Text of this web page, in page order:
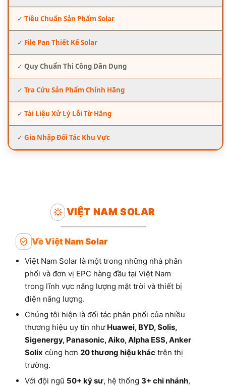
✓ Tiêu Chuẩn Sản Phẩm Solar
✓ File Pan Thiết Kế Solar
✓ Quy Chuẩn Thi Công Dân Dụng
✓ Tra Cứu Sản Phẩm Chính Hãng
✓ Tài Liệu Xử Lý Lỗi Từ Hãng
✓ Gia Nhập Đối Tác Khu Vực
VIỆT NAM SOLAR
Về Việt Nam Solar
Việt Nam Solar là một trong những nhà phân
phối và đơn vị EPC hàng đầu tại Việt Nam
trong lĩnh vực năng lượng mặt trời và thiết bị
điện năng lượng.
Chúng tôi hiện là đối tác phân phối của nhiều
thương hiệu uy tín như Huawei, BYD, Solis,
Sigenergy, Panasonic, Aiko, Alpha ESS, Anker
Solix cùng hơn 20 thương hiệu khác trên thị
trường.
Với đội ngũ 50+ kỹ sư, hệ thống 3+ chi nhánh,